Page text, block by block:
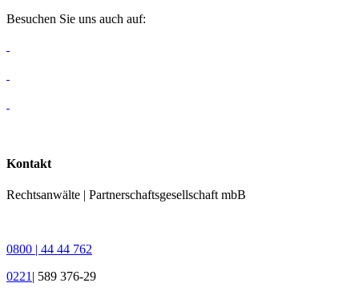
Besuchen Sie uns auch auf:
Kontakt
Rechtsanwälte | Partnerschaftsgesellschaft mbB
0800 | 44 44 762
0221 | 589 376-29